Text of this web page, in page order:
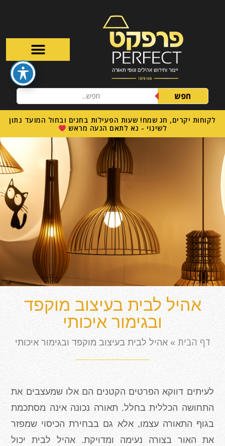
חפש
לקוחות יקרים, חג שמח! שעות הפעילות בחגים ובחול המועד נתון
לשינוי - נא לתאם הגעה מראש
אהיל לבית בעיצוב מוקפד
ובגימור איכותי
דף הבית »אהיל לבית בעיצוב מוקפד ובגימור איכותי
לעיתים דווקא הפרטים הקטנים הם אלו שמעצבים את
התחושה הכללית בחלל. תאורה נכונה אינה מסתכמת
בגוף התאורה עצמו, אלא גם בבחירת הכיסוי שמפזר
את האור בצורה נעימה ומדויקת. אהיל לבית יכול